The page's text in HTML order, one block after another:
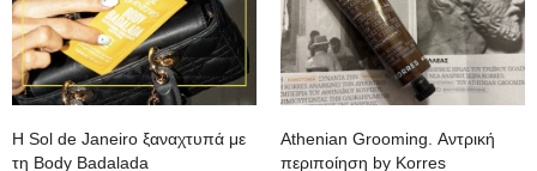
H Sol de Janeiro ξαναχτυπά με
τη Body Badalada
Athenian Grooming. Αντρική
περιποίηση by Korres